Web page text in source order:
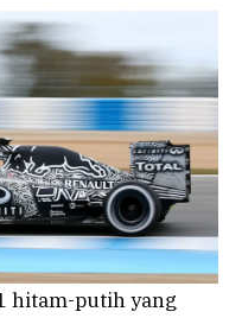
hitam-putih yang